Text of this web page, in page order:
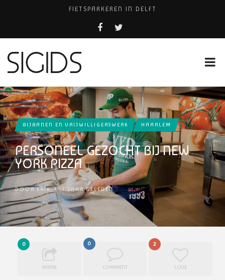
FIETSPARKEREN IN DELFT
PIZZERIA POMPEÏ ￼
COCKTAILS ON THE SPOT!
BIJBANEN EN VRIJWILLIGERSWERK HAARLEM
PERSONEEL GEZOCHT BIJ NEW
YORK PIZZA
DOORERIK • 7 JAAR GELEDEN
0
SHARE
0
COMMENT
2
LOVE